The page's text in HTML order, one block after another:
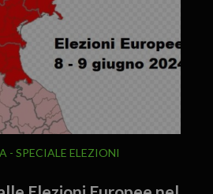
SPECIALE ELEZIONI